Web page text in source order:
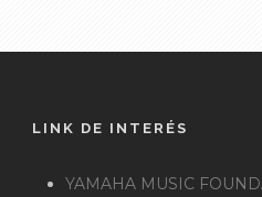
LINK DE INTERÉS
YAMAHA MUSIC